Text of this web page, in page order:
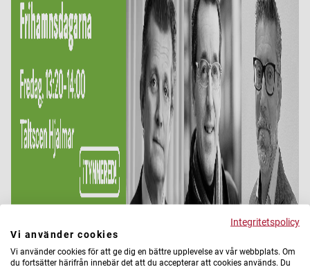
Integritetspolicy
Vi använder cookies
Vi använder cookies för att ge dig en bättre upplevelse av vår webbplats. Om
du fortsätter härifrån innebär det att du accepterar att cookies används. Du